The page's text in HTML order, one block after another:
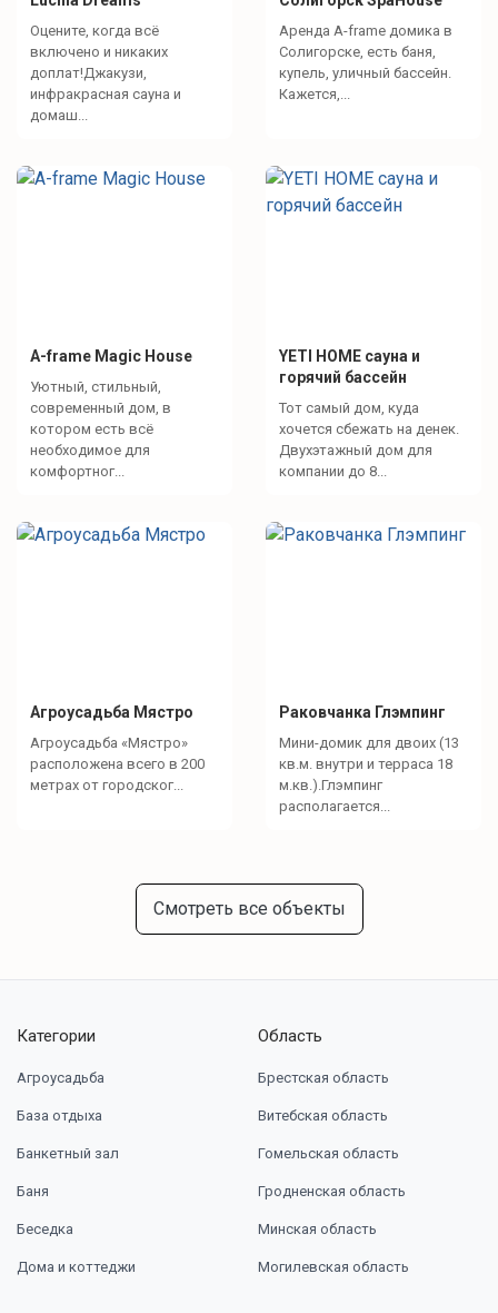
Оцените, когда всё
включено и никаких
доплат!Джакузи,
инфракрасная сауна и
домаш...
Аренда A-frame домика в
Солигорске, есть баня,
купель, уличный бассейн.
Кажется,...
A-frame Magic House
Уютный, стильный,
современный дом, в
котором есть всё
необходимое для
комфортног...
YETI HOME cауна и
горячий бассейн
Тот самый дом, куда
хочется сбежать на денек.
Двухэтажный дом для
компании до 8...
Агроусадьба Мястро
Агроусадьба «Мястро»
расположена всего в 200
метрах от городског...
Раковчанка Глэмпинг
Мини-домик для двоих (13
кв.м. внутри и терраса 18
м.кв.).Глэмпинг
располагается...
Смотреть все объекты
Категории
Агроусадьба
База отдыха
Банкетный зал
Баня
Беседка
Дома и коттеджи
Область
Брестская область
Витебская область
Гомельская область
Гродненская область
Минская область
Могилевская область